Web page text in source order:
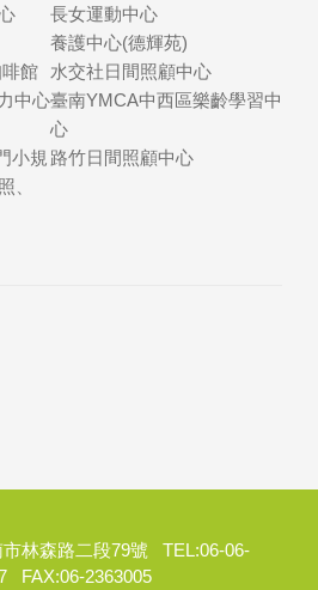
長女運動中心
養護中心(德輝苑)
館 水交社日間照顧中心
中心臺南YMCA中西區樂齡學習中
心
小規
、
路竹日間照顧中心
林森路二段79號 TEL:06-06-
FAX:06-2363005